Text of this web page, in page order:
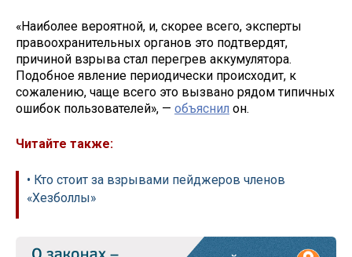
«Наиболее вероятной, и, скорее всего, эксперты
правоохранительных органов это подтвердят,
причиной взрыва стал перегрев аккумулятора.
Подобное явление периодически происходит, к
сожалению, чаще всего это вызвано рядом типичных
ошибок пользователей», — объяснил он.
Читайте также:
• Кто стоит за взрывами пейджеров членов
«Хезболлы»